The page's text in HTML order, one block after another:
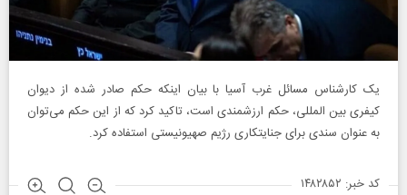
یک کارشناس مسائل غرب آسیا با بیان اینکه حکم صادر شده از دیوان
کیفری بین المللی، حکم ارزشمندی است، تاکید کرد که از این حکم می‌توان
به عنوان سندی برای جنایتکاری رژیم صهیونیستی استفاده کرد.
کد خبر: ۱۴۸۲۸۵۲